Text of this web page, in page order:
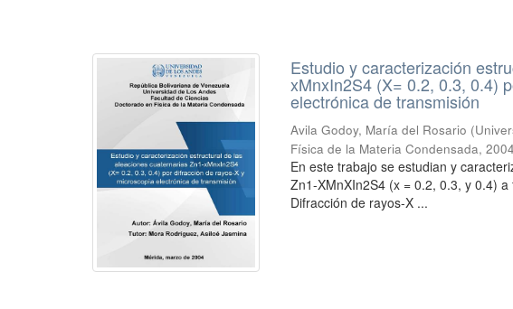
Estudio y caracterización
xMnxIn2S4 (X= 0.2, 0.3, 0.4)
electrónica de transmisión
Avila Godoy, María del Rosario (
Física de la Materia Condensada,
En este trabajo se estudian y
Zn1-XMnXIn2S4 (x = 0.2, 0.3, y 0.4)
Difracción de rayos-X ...